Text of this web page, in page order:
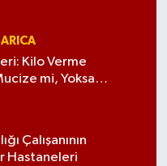
Kilo Verme
mi, Yoksa
Çalışanının
Hastaneleri